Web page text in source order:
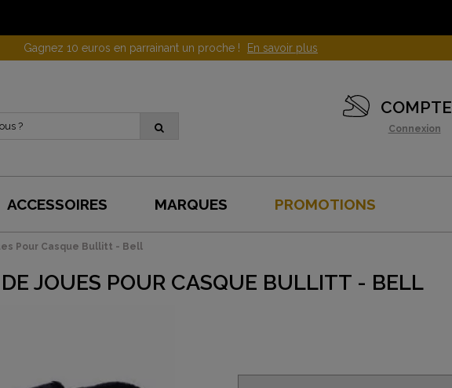
Gagnez 10 euros en parrainant un proche ! En savoir plus
COMPTE
Connexion
ACCESSOIRES MARQUES PROMOTIONS
Pour Casque Bullitt - Bell
DE JOUES POUR CASQUE BULLITT - BELL